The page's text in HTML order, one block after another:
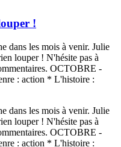
!
dans les mois à venir. Julie
louper ! N'hésite pas à
OCTOBRE -
: action * L'histoire :
dans les mois à venir. Julie
louper ! N'hésite pas à
OCTOBRE -
: action * L'histoire :